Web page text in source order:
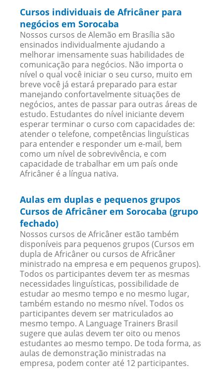
Cursos individuais de Africâner para
negócios em Sorocaba
Nossos cursos de Alemão em Brasília são
ensinados individualmente ajudando a
melhorar imensamente suas habilidades de
comunicação para negócios. Não importa o
nível o qual você iniciar o seu curso, muito em
breve você já estará preparado para estar
manejando confortavelmente situações de
negócios, antes de passar para outras áreas de
estudo. Estudantes do nível iniciante devem
esperar terminar o curso com capacidades de:
atender o telefone, competências linguísticas
para entender e responder um e-mail, bem
como um nível de sobrevivência, e com
capacidade de trabalhar em um país onde
Africâner é a língua nativa.
Aulas em duplas e pequenos grupos
Cursos de Africâner em Sorocaba (grupo
fechado)
Nossos cursos de Africâner estão também
disponíveis para pequenos grupos (Cursos em
dupla de Africâner ou cursos de Africâner
ministrado na empresa e em pequenos grupos).
Todos os participantes devem ter as mesmas
necessidades linguísticas, possibilidade de
estudar ao mesmo tempo e no mesmo lugar,
também estando no mesmo nível. Todos os
participantes devem ser matriculados ao
mesmo tempo. A Language Trainers Brasil
sugere que aulas devem ter oito ou menos
estudantes ao mesmo tempo. De toda forma, as
aulas de demonstração ministradas na
empresa, podem conter até 12 participantes.